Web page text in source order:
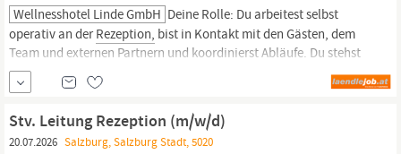
Wellnesshotel Linde GmbH Deine Rolle: Du arbeitest selbst
operativ an derRezeption, bist in Kontakt mit den Gästen, dem
Team und externen Partnern und koordinierst Abläufe. Du stehst
in direktem Austausch mit der Geschäftsführung und sorgst dafür,
dass alles stimmig ineinandergreift. Dein Profil: Du hast eine
abgeschlossene Ausbildung (kaufmännisch/touristisch),
Stv. Leitung Rezeption (m/w/d)
20.07.2026 Salzburg, Salzburg Stadt, 5020